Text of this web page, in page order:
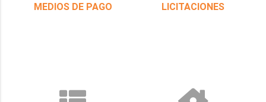
MEDIOS DE PAGO
LICITACIONES